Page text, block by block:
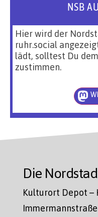
NSB
Hier wird der
ruhr.social
lädt, solltest Du
zustimmen.
Die
Kulturort Depot –